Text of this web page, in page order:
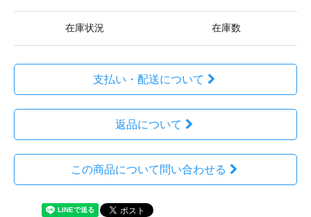
在庫状況 在庫数
支払い・配送について
返品について
この商品について問い合わせる